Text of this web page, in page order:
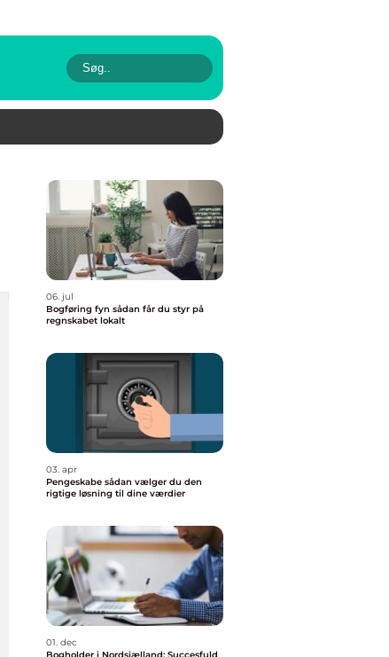
06. jul
Bogføring fyn sådan får du styr på
regnskabet lokalt
03. apr
Pengeskabe sådan vælger du den
rigtige løsning til dine værdier
01. dec